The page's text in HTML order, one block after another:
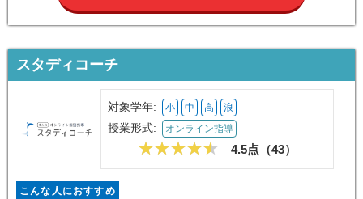
スタディコーチ
対象学年: 小 中 高 浪
授業形式: オンライン指導
4.5点（43）
こんな人におすすめ